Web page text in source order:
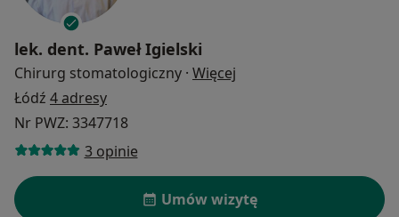
lek. dent. Paweł Igielski
Chirurg stomatologiczny · Więcej
Łódź 4 adresy
Nr PWZ: 3347718
3 opinie
Umów wizytę